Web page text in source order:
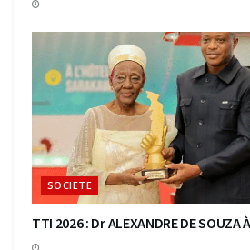
SOCIETE
TTI 2026 : Dr ALEXANDRE DE SOUZA